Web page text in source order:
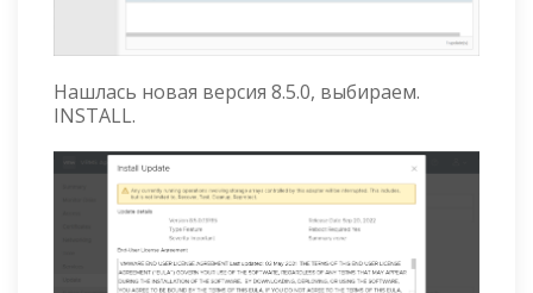
Нашлась новая версия 8.5.0, выбираем.
INSTALL.